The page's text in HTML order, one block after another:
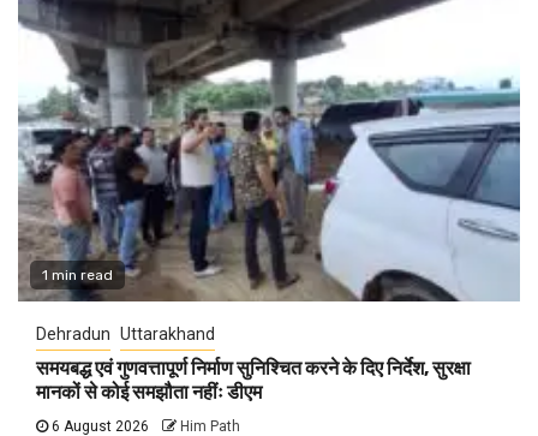
1 min read
Dehradun Uttarakhand
समयबद्ध एवं गुणवत्तापूर्ण निर्माण सुनिश्चित करने के दिए निर्देश, सुरक्षा
मानकों से कोई समझौता नहींः डीएम
6 August 2026 Him Path